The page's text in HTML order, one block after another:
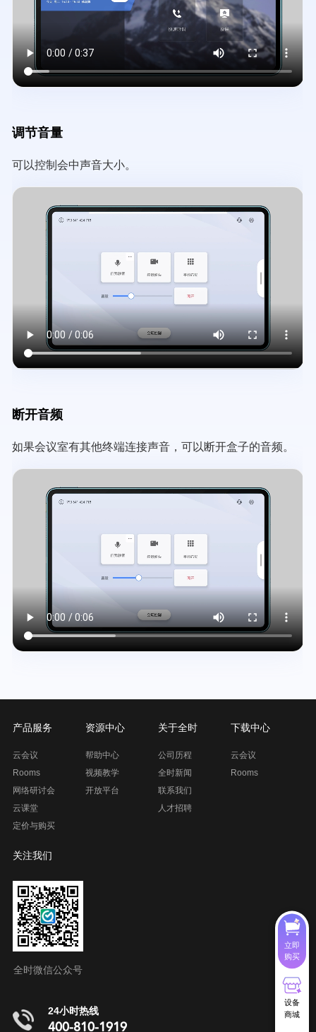
调节音量
可以控制会中声音大小。
Video
断开音频
如果会议室有其他终端连接声音，可以断开盒子的音频。
Video
产品服务
云会议
Rooms
网络研讨会
云课堂
定价与购买
资源中心
帮助中心
视频教学
开放平台
关于全时
公司历程
全时新闻
联系我们
人才招聘
下载中心
云会议
Rooms
关注我们
全时微信公众号
24小时热线
400-810-1919
立即
购买
设备
商城